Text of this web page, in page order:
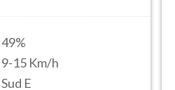
49%
9-15 Km/h
Sud E